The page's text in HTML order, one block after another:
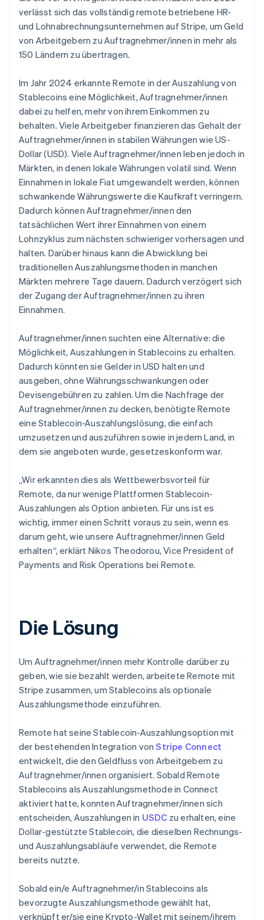
verlässt sich das vollständig remote betriebene HR-
und Lohnabrechnungsunternehmen auf Stripe, um Geld
von Arbeitgebern zu Auftragnehmer/innen in mehr als
150 Ländern zu übertragen.
Im Jahr 2024 erkannte Remote in der Auszahlung von
Stablecoins eine Möglichkeit, Auftragnehmer/innen
dabei zu helfen, mehr von ihrem Einkommen zu
behalten. Viele Arbeitgeber finanzieren das Gehalt der
Auftragnehmer/innen in stabilen Währungen wie US-
Dollar (USD). Viele Auftragnehmer/innen leben jedoch in
Märkten, in denen lokale Währungen volatil sind. Wenn
Einnahmen in lokale Fiat umgewandelt werden, können
schwankende Währungswerte die Kaufkraft verringern.
Dadurch können Auftragnehmer/innen den
tatsächlichen Wert ihrer Einnahmen von einem
Lohnzyklus zum nächsten schwieriger vorhersagen und
halten. Darüber hinaus kann die Abwicklung bei
traditionellen Auszahlungsmethoden in manchen
Märkten mehrere Tage dauern. Dadurch verzögert sich
der Zugang der Auftragnehmer/innen zu ihren
Einnahmen.
Auftragnehmer/innen suchten eine Alternative: die
Möglichkeit, Auszahlungen in Stablecoins zu erhalten.
Dadurch könnten sie Gelder in USD halten und
ausgeben, ohne Währungsschwankungen oder
Devisengebühren zu zahlen. Um die Nachfrage der
Auftragnehmer/innen zu decken, benötigte Remote
eine Stablecoin-Auszahlungslösung, die einfach
umzusetzen und auszuführen sowie in jedem Land, in
dem sie angeboten wurde, gesetzeskonform war.
„Wir erkannten dies als Wettbewerbsvorteil für
Remote, da nur wenige Plattformen Stablecoin-
Auszahlungen als Option anbieten. Für uns ist es
wichtig, immer einen Schritt voraus zu sein, wenn es
darum geht, wie unsere Auftragnehmer/innen Geld
erhalten“, erklärt Nikos Theodorou, Vice President of
Payments and Risk Operations bei Remote.
Die Lösung
Um Auftragnehmer/innen mehr Kontrolle darüber zu
geben, wie sie bezahlt werden, arbeitete Remote mit
Stripe zusammen, um Stablecoins als optionale
Auszahlungsmethode einzuführen.
Remote hat seine Stablecoin-Auszahlungsoption mit
der bestehenden Integration vonStripe Connect
entwickelt, die den Geldfluss von Arbeitgebern zu
Auftragnehmer/innen organisiert. Sobald Remote
Stablecoins als Auszahlungsmethode in Connect
aktiviert hatte, konnten Auftragnehmer/innen sich
entscheiden, Auszahlungen in USDC zu erhalten, eine
Dollar-gestützte Stablecoin, die dieselben Rechnungs-
und Auszahlungsabläufe verwendet, die Remote
bereits nutzte.
Sobald ein/e Auftragnehmer/in Stablecoins als
bevorzugte Auszahlungsmethode gewählt hat,
verknüpft er/sie eine Krypto-Wallet mit seinem/ihrem